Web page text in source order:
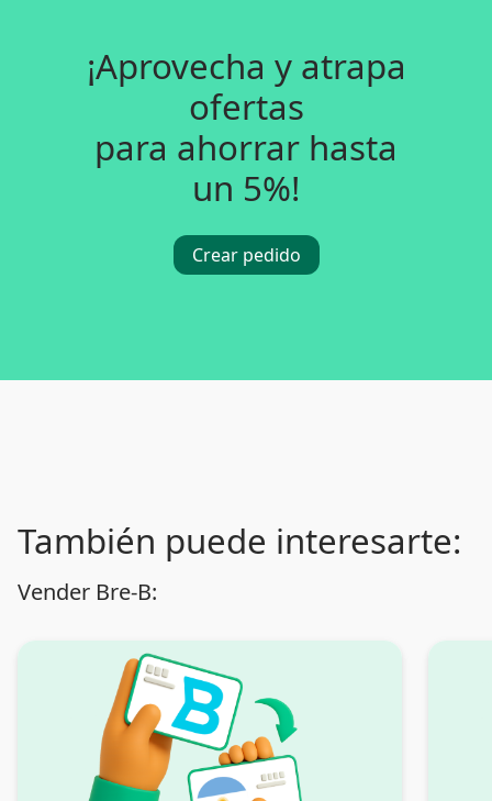
¡Aprovecha y atrapa
ofertas
para ahorrar hasta
un 5%!
Crear pedido
También puede interesarte:
Vender Bre-B: